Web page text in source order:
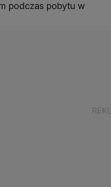
podczas pobytu w